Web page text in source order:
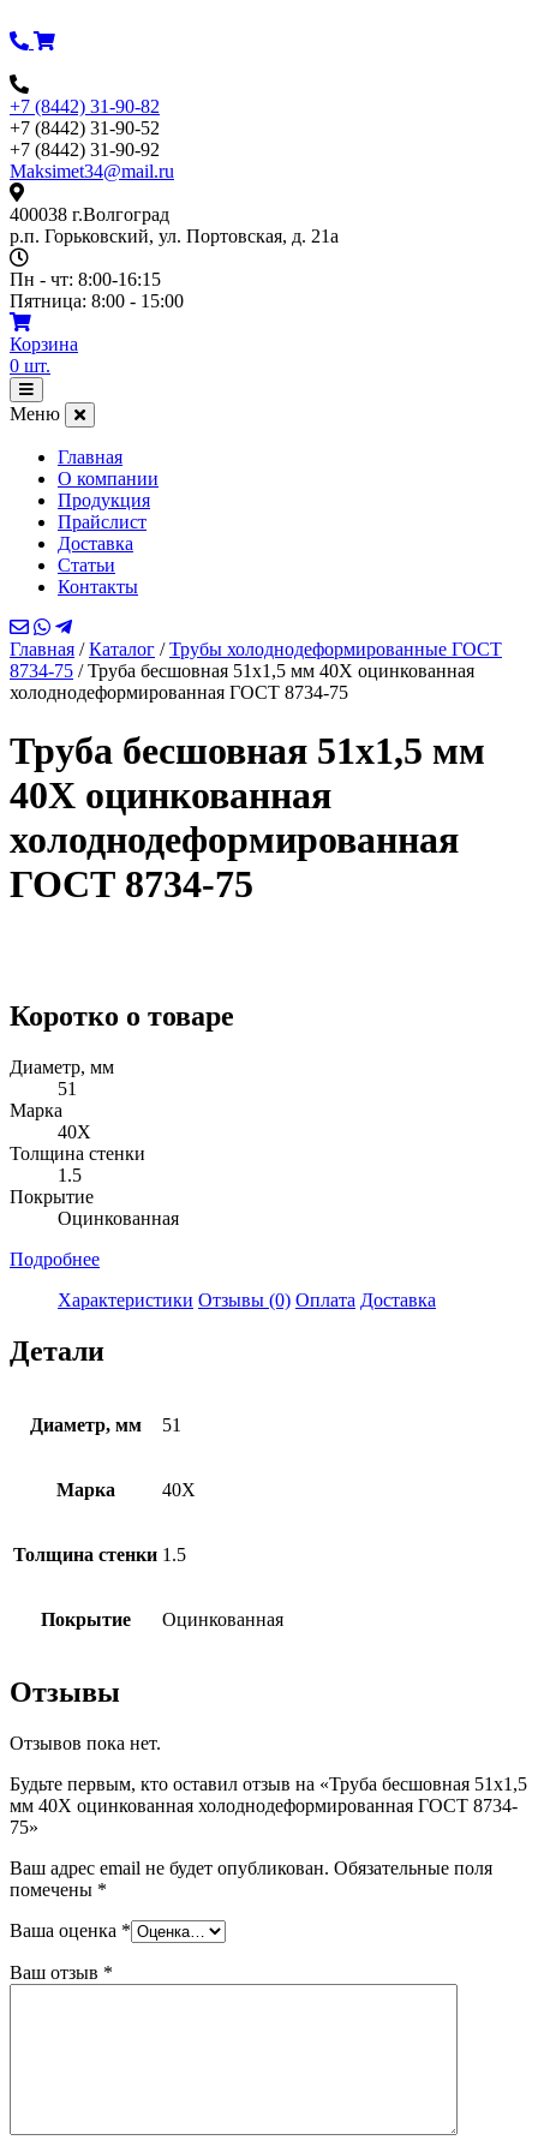
к
+7 (8442) 31-90-82
+7 (8442) 31-90-52
+7 (8442) 31-90-92
Maksimet34@mail.ru
400038 г.Волгоград
р.п. Горьковский, ул. Портовская, д. 21а
Пн - чт: 8:00-16:15
Пятница: 8:00 - 15:00
Корзина
0 шт.
Открыть
меню
Меню
Главная
О компании
Продукция
Прайслист
Доставка
Статьи
Контакты
Главная /Каталог /Трубы холоднодеформированные ГОСТ
8734-75 /Труба бесшовная 51х1,5 мм 40Х оцинкованная
холоднодеформированная ГОСТ 8734-75
Труба бесшовная 51х1,5 мм
40Х оцинкованная
холоднодеформированная
ГОСТ 8734-75
Коротко о товаре
Диаметр, мм
51
Марка
40Х
Толщина стенки
1.5
Покрытие
Оцинкованная
Подробнее
Характеристики Отзывы (0) Оплата Доставка
Детали
Диаметр, мм 51
Марка 40Х
Толщина стенки 1.5
Покрытие Оцинкованная
Отзывы
Отзывов пока нет.
Будьте первым, кто оставил отзыв на «Труба бесшовная 51х1,5
мм 40Х оцинкованная холоднодеформированная ГОСТ 8734-
75»
Ваш адрес email не будет опубликован. Обязательные поля
помечены *
Ваша оценка *
Ваш отзыв *